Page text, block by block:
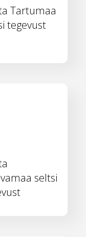
Tartumaa
tegevust
seltsi